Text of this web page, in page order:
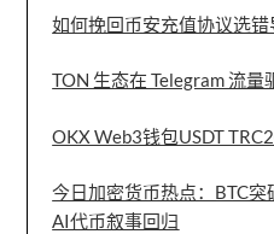
如何挽回币安充值协议选错
TON 生态在 Telegram 流
OKX Web3钱包USDT
今日加密货币热点：BTC突
AI代币叙事回归